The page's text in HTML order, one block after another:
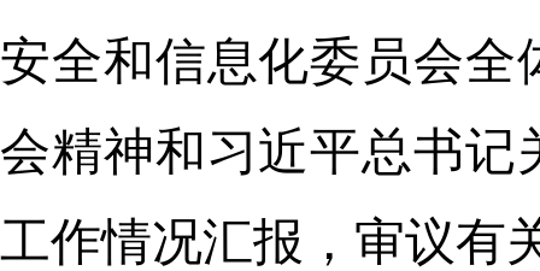
安全和信息化委员会
会精神和习近平总书
工作情况汇报，审议有